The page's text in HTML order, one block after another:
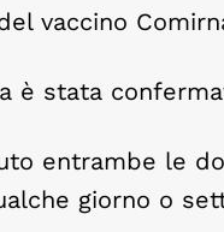
vaccino
è stata
entrambe le
giorno o